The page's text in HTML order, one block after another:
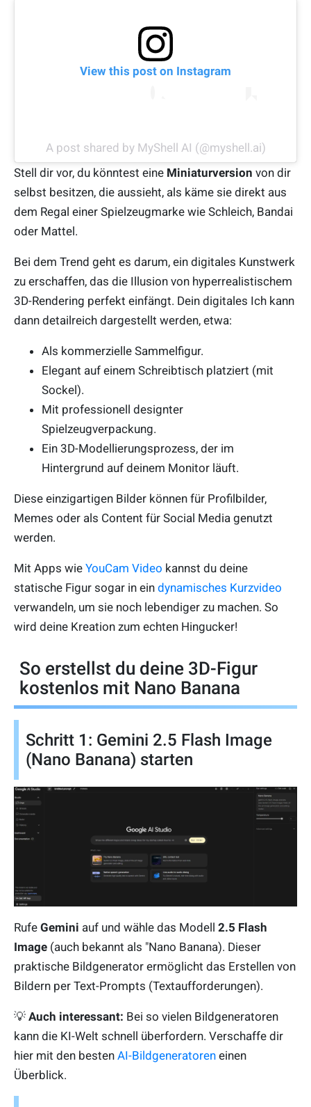
View this post on Instagram
A post shared by MyShell AI (@myshell.ai)
Stell dir vor, du könntest eine Miniaturversion von dir
selbst besitzen, die aussieht, als käme sie direkt aus
dem Regal einer Spielzeugmarke wie Schleich, Bandai
oder Mattel.
Bei dem Trend geht es darum, ein digitales Kunstwerk
zu erschaffen, das die Illusion von hyperrealistischem
3D-Rendering perfekt einfängt. Dein digitales Ich kann
dann detailreich dargestellt werden, etwa:
Als kommerzielle Sammelfigur.
Elegant auf einem Schreibtisch platziert (mit
Sockel).
Mit professionell designter
Spielzeugverpackung.
Ein 3D-Modellierungsprozess, der im
Hintergrund auf deinem Monitor läuft.
Diese einzigartigen Bilder können für Profilbilder,
Memes oder als Content für Social Media genutzt
werden.
Mit Apps wie YouCam Video kannst du deine
statische Figur sogar in ein dynamisches Kurzvideo
verwandeln, um sie noch lebendiger zu machen. So
wird deine Kreation zum echten Hingucker!
So erstellst du deine 3D-Figur
kostenlos mit Nano Banana
Schritt 1: Gemini 2.5 Flash Image
(Nano Banana) starten
Rufe Gemini auf und wähle das Modell 2.5 Flash
Image (auch bekannt als "Nano Banana). Dieser
praktische Bildgenerator ermöglicht das Erstellen von
Bildern per Text-Prompts (Textaufforderungen).
💡 Auch interessant: Bei so vielen Bildgeneratoren
kann die KI-Welt schnell überfordern. Verschaffe dir
hier mit den besten AI-Bildgeneratoren einen
Überblick.